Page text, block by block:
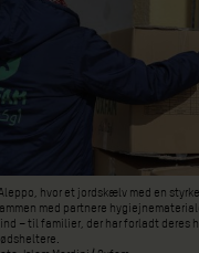
hvor et jordskælv med en
med partnere
– til familier, der har forladt deres